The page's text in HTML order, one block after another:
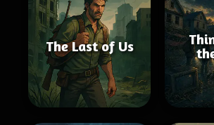
The Last of Us